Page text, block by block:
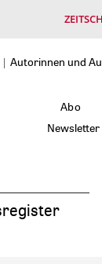
Autorinnen und
Abo
Newsletter